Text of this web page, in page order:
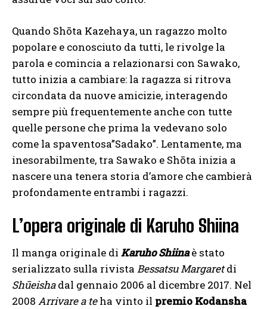
Quando Shōta Kazehaya, un ragazzo molto
popolare e conosciuto da tutti, le rivolge la
parola e comincia a relazionarsi con Sawako,
tutto inizia a cambiare: la ragazza si ritrova
circondata da nuove amicizie, interagendo
sempre più frequentemente anche con tutte
quelle persone che prima la vedevano solo
come la spaventosa”Sadako”. Lentamente, ma
inesorabilmente, tra Sawako e Shōta inizia a
nascere una tenera storia d’amore che cambierà
profondamente entrambi i ragazzi.
L’opera originale di Karuho Shiina
Il manga originale di Karuho Shiinaè stato
serializzato sulla rivista Bessatsu Margaretdi
Shūeishadal gennaio 2006 al dicembre 2017. Nel
2008 Arrivare a teha vinto il premio Kodansha